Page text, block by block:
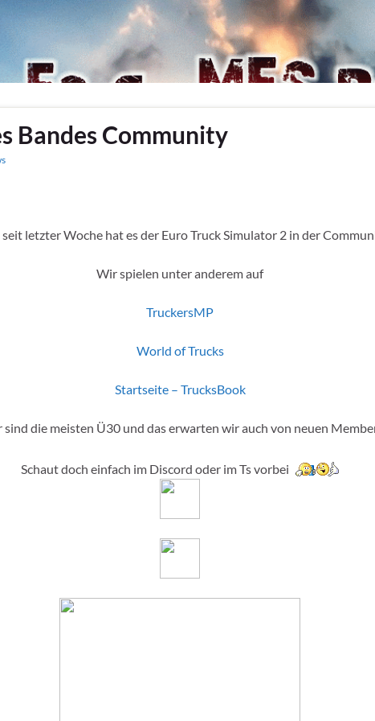
Bandes Community
letzter Woche hat es der Euro Truck Simulator 2 in der
Wir spielen unter anderem auf
TruckersMP
World of Trucks
Startseite – TrucksBook
sind die meisten Ü30 und das erwarten wir auch von neuen
Schaut doch einfach im Discord oder im Ts vorbei